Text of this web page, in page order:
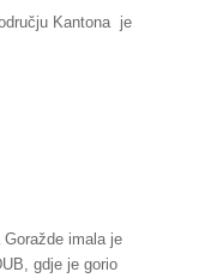
Kantona je
imala je
gdje je gorio